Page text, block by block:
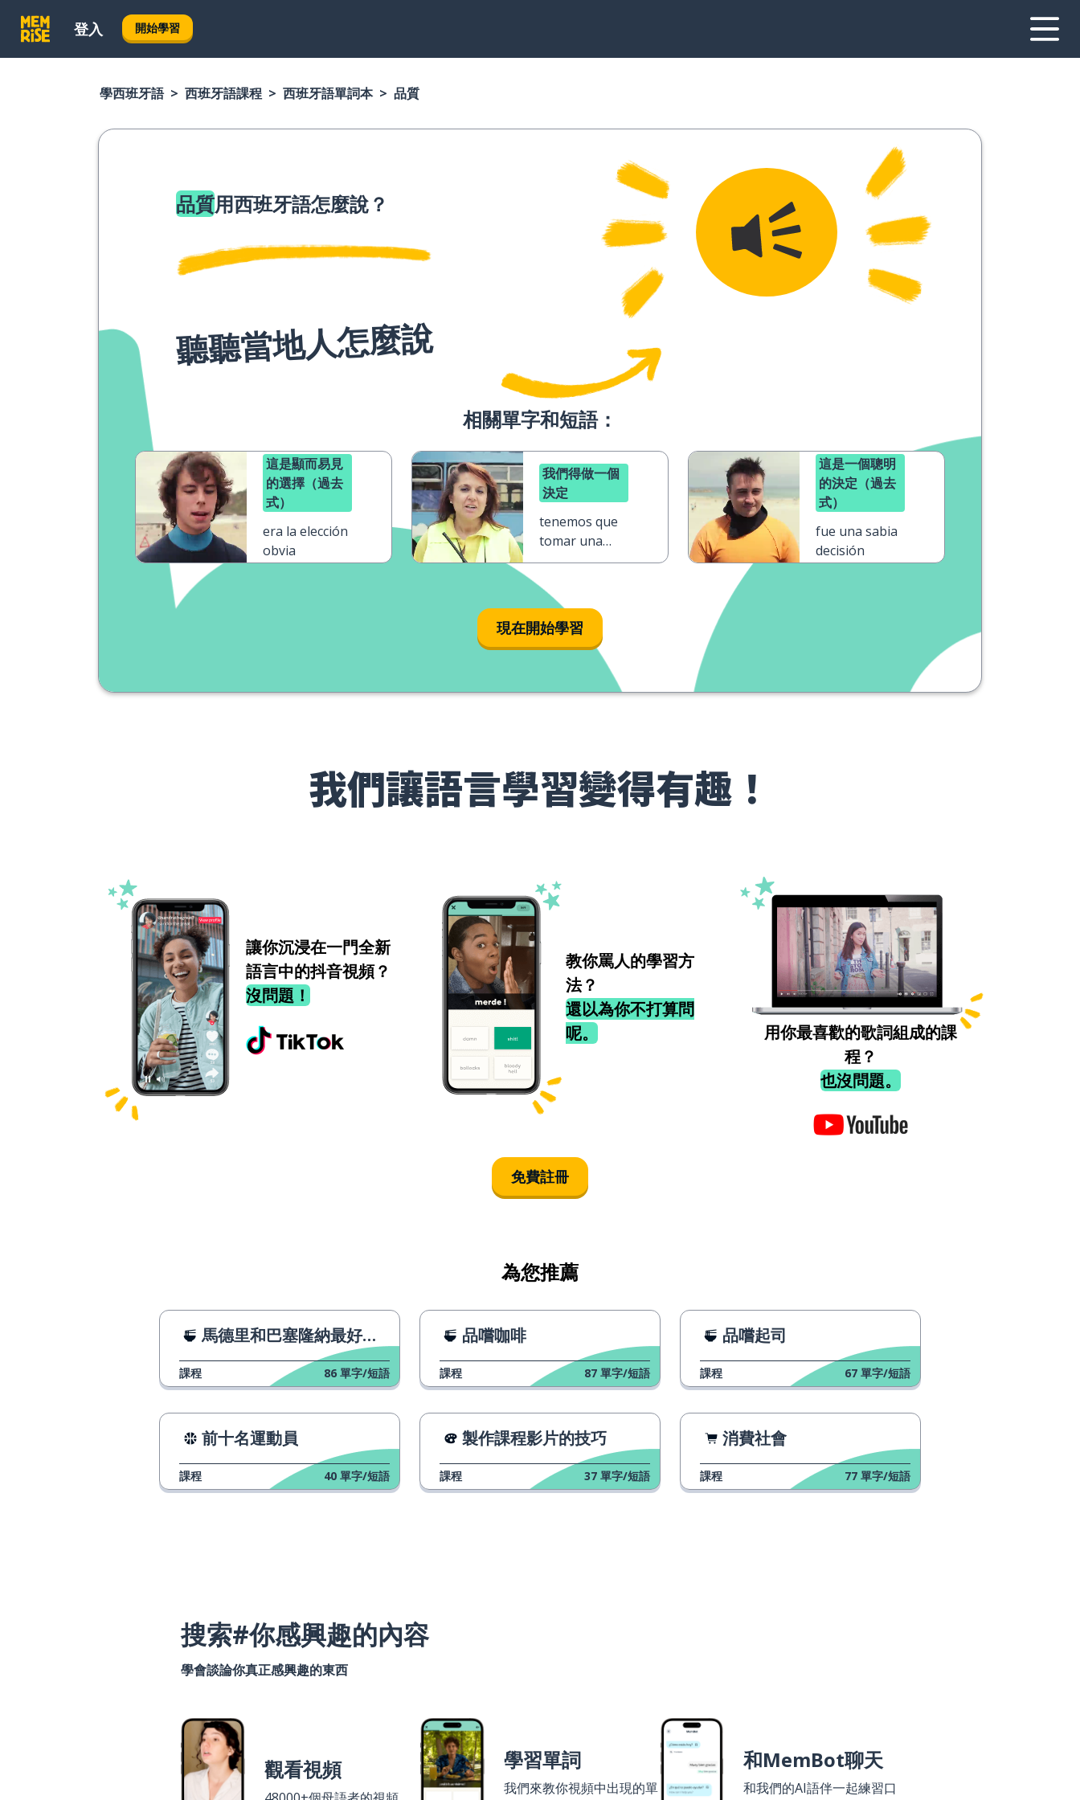
登入 開始學習
學西班牙語 西班牙語課程 西班牙語單詞本 品質
品質用西班牙語怎麼說？
聽聽當地人怎麼說
相關單字和短語：
這是顯而易見
的選擇（過去
式）
era la elección
obvia
我們得做一個
決定
tenemos que
tomar una
decisión
這是一個聰明
的決定（過去
式）
fue una sabia
decisión
現在開始學習
我們讓語言學習變得有趣！
讓你沉浸在一門全新
語言中的抖音視頻？
沒問題！
教你罵人的學習方
法？
還以為你不打算問
呢。
用你最喜歡的歌詞組成的課
程？
也沒問題。
免費註冊
為您推薦
馬德里和巴塞隆納最好的市場
課程 86 單字/短語
品嚐咖啡
課程 87 單字/短語
品嚐起司
課程 67 單字/短語
前十名運動員
課程 40 單字/短語
製作課程影片的技巧
課程 37 單字/短語
消費社會
課程 77 單字/短語
搜索#你感興趣的內容
學會談論你真正感興趣的東西
觀看視頻 學習單詞
我們來教你視頻中出現的單
和MemBot聊天
和我們的AI語伴一起練習口